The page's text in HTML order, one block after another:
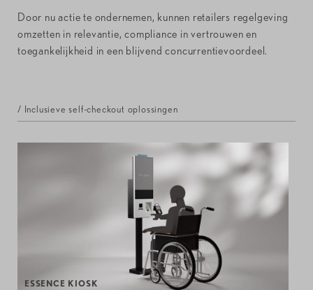
Door nu actie te ondernemen, kunnen retailers regelgeving
omzetten in relevantie, compliance in vertrouwen en
toegankelijkheid in een blijvend concurrentievoordeel.
/ Inclusieve self-checkout oplossingen
ESSENCE KIOSK